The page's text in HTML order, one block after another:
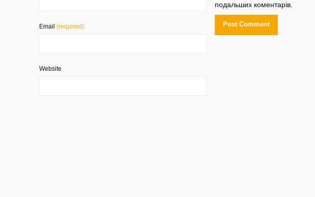
Email (required):
Website
подальших коментарів.